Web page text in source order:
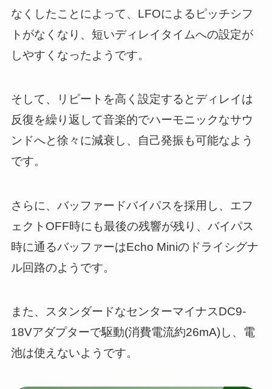
なくしたことによって、LFOによるピッチシフ
トがなくなり、短いディレイタイムへの設定が
しやすくなったようです。
そして、リピートを高く設定するとディレイは
反復を繰り返して音楽的でハーモニックなサウ
ンドへと徐々に減衰し、自己発振も可能なよう
です。
さらに、バッファードバイパスを採用し、エフ
ェクトOFF時にも最後の残響が残り、バイパス
時に通るバッファーはEcho Miniのドライシグナ
ル回路のようです。
また、スタンダードなセンターマイナスDC9-
18Vアダプターで駆動(消費電流約26mA)し、電
池は使えないようです。